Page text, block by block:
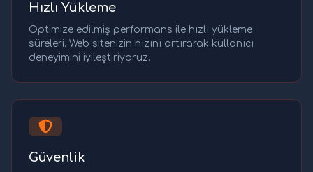
Hızlı Yükleme
Optimize edilmiş performans ile hızlı yükleme
süreleri. Web sitenizin hızını artırarak kullanıcı
deneyimini iyileştiriyoruz.
Güvenlik